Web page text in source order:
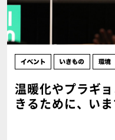
温暖化やプラギ
きるために、い